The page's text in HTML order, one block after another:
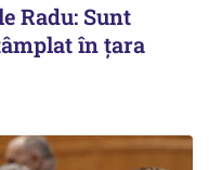
Radu: Sunt
în ţara